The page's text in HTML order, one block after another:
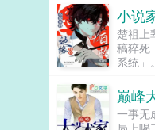
小说
楚祖上
稿猝死
系统」
色，他
吧？老
让反派
巅峰
一事无